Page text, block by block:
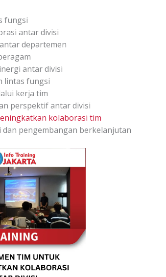
fungsi
antar divisi
departemen
antar divisi
lintas fungsi
kerja tim
perspektif antar divisi
kolaborasi tim
pengembangan berkelanjutan